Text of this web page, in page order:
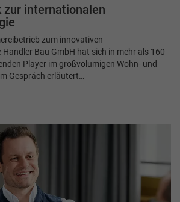
zur inter­nationalen
zum innovativen
Handler Bau GmbH hat sich in mehr als 160
Player im großvolumigen Wohn- und
Gespräch erläutert…